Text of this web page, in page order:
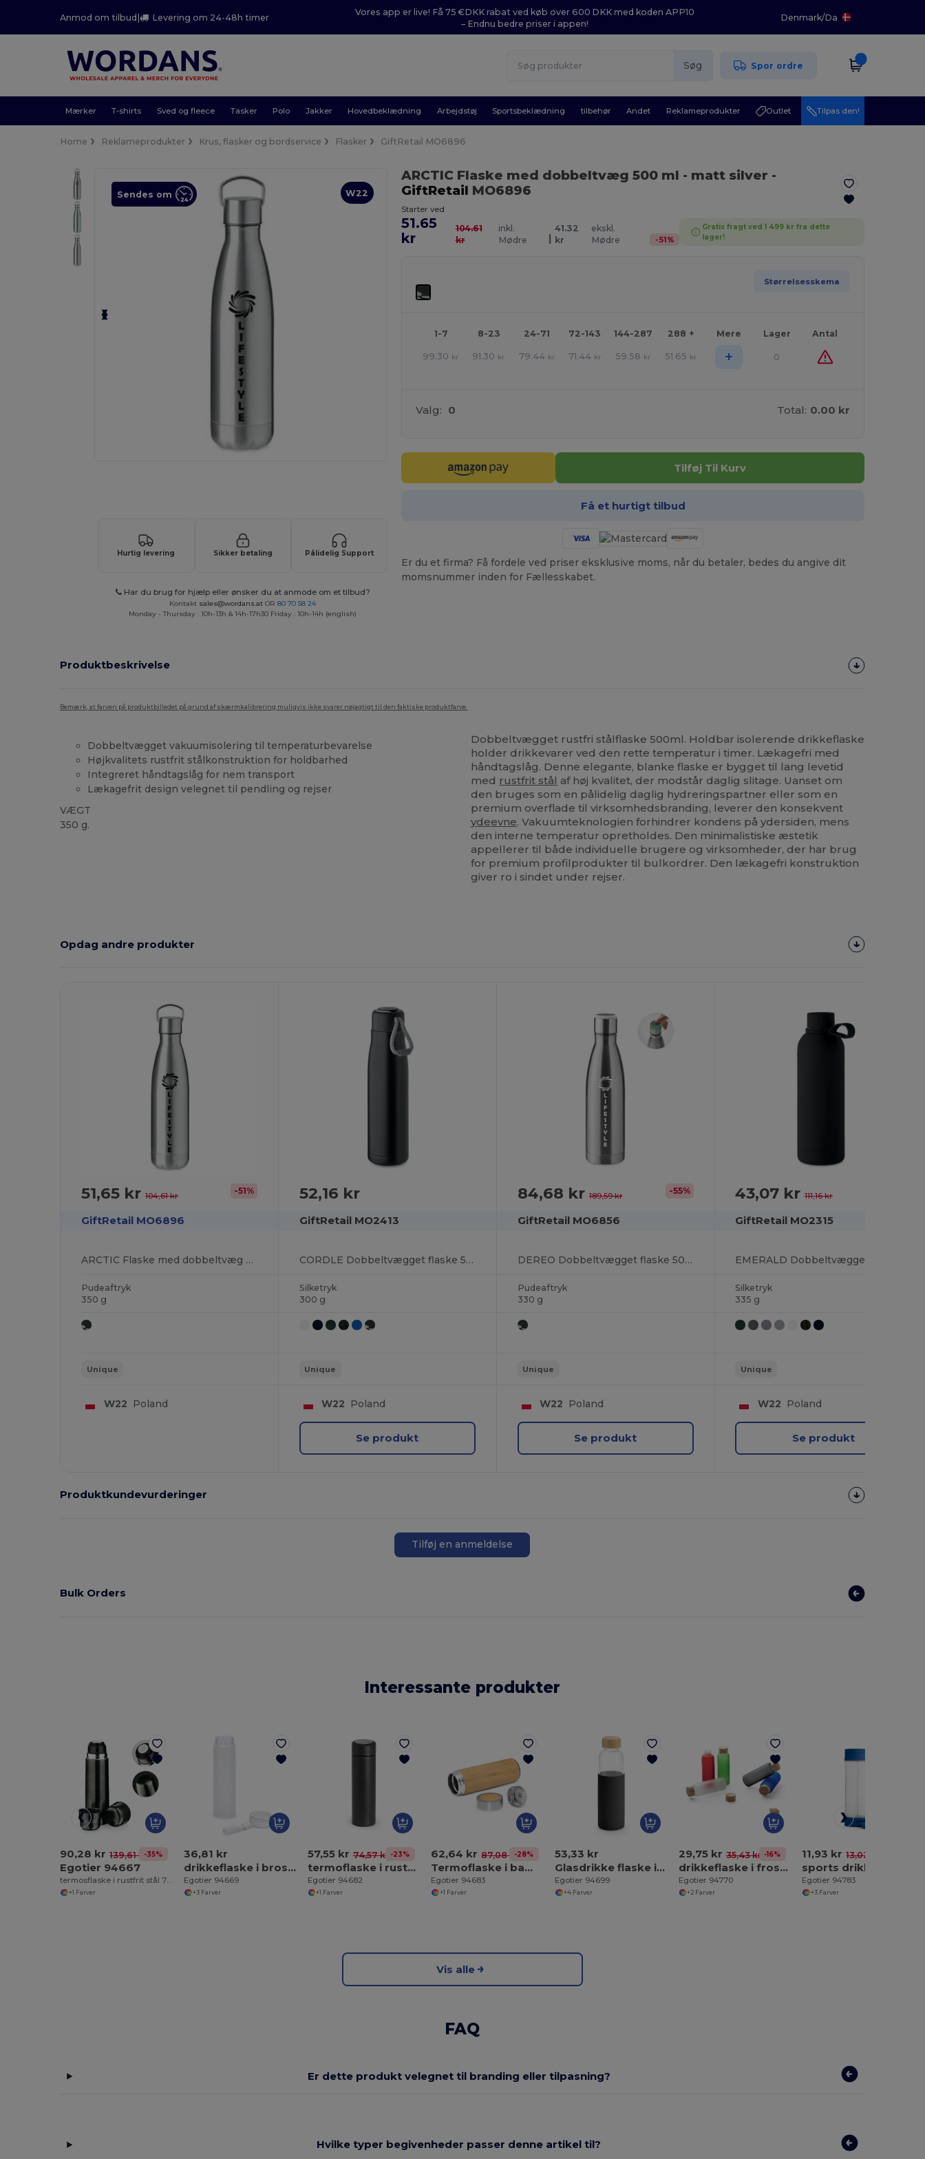
Anmod om tilbud| Levering om 24-48h timer
Vores app er live! Få 75 €DKK rabat ved køb over 600 DKK med koden APP10
– Endnu bedre priser i appen!
Denmark/Da
Søg Spor ordre
Mærker T-shirts Sved og fleece Tasker Polo Jakker Hovedbeklædning Arbejdstøj Sportsbeklædning tilbehør Andet Reklameprodukter Outlet Tilpas den!
Home Reklameprodukter Krus, flasker og bordservice Flasker GiftRetail MO6896
W22
Sendes om
Hurtig levering Sikker betaling Pålidelig Support
Har du brug for hjælp eller ønsker du at anmode om et tilbud?
Kontakt sales@wordans.at OR80 70 58 24
Monday - Thursday : 10h-13h & 14h-17h30 Friday : 10h-14h (english)
ARCTIC Flaske med dobbeltvæg 500 ml - matt silver -
GiftRetail MO6896
Starter ved
51.65
kr
104.61
kr
inkl.
Mødre
|
41.32
kr
ekskl.
Mødre
-51%
Gratis fragt ved 1 499 kr fra dette
lager!
Størrelsesskema
1-7 8-23 24-71 72-143 144-287 288 + Mere Lager Antal
99.30 kr 91.30 kr 79.44 kr 71.44 kr 59.58 kr 51.65 kr + 0
Valg: 0 Total: 0.00 kr
Tilføj Til Kurv
Få et hurtigt tilbud
Er du et firma? Få fordele ved priser eksklusive moms, når du betaler, bedes du angive dit
momsnummer inden for Fællesskabet.
Produktbeskrivelse
Bemærk, at farven på produktbilledet på grund af skærmkalibrering muligvis ikke svarer nøjagtigt til den faktiske produktfarve.
Dobbeltvægget vakuumisolering til temperaturbevarelse
Højkvalitets rustfrit stålkonstruktion for holdbarhed
Integreret håndtagslåg for nem transport
Lækagefrit design velegnet til pendling og rejser
VÆGT
350 g.
Dobbeltvægget rustfri stålflaske 500ml. Holdbar isolerende drikkeflaske
holder drikkevarer ved den rette temperatur i timer. Lækagefri med
håndtagslåg. Denne elegante, blanke flaske er bygget til lang levetid
med rustfrit stål af høj kvalitet, der modstår daglig slitage. Uanset om
den bruges som en pålidelig daglig hydreringspartner eller som en
premium overflade til virksomhedsbranding, leverer den konsekvent
ydeevne. Vakuumteknologien forhindrer kondens på ydersiden, mens
den interne temperatur opretholdes. Den minimalistiske æstetik
appellerer til både individuelle brugere og virksomheder, der har brug
for premium profilprodukter til bulkordrer. Den lækagefri konstruktion
giver ro i sindet under rejser.
Opdag andre produkter
Tilpas
51,65 kr104,61 kr -51%
GiftRetail MO6896
ARCTIC Flaske med dobbeltvæg 500 ml
Pudeaftryk
350 g
Unique
W22 Poland
52,16 kr
GiftRetail MO2413
CORDLE Dobbeltvægget flaske 500 ml
Silketryk
300 g
Unique
W22 Poland
Se produkt
84,68 kr189,59 kr -55%
GiftRetail MO6856
DEREO Dobbeltvægget flaske 500 ml
Pudeaftryk
330 g
Unique
W22 Poland
Se produkt
43,07 kr111,16 kr
GiftRetail MO2315
Silketryk
335 g
Unique
W22 Poland
Se produkt
Produktkundevurderinger
Tilføj en anmeldelse
Bulk Orders
Interessante produkter
90,28 kr 139,61 kr-35%
Egotier 94667
termosflaske i rustfrit stål 750 ml
+1 Farver
36,81 kr
drikkeflaske i brosalitglas og låg i AS , 470 ml
Egotier 94669
+3 Farver
57,55 kr 74,57 kr -23%
termoflaske i rustfri stål 470 ml
Egotier 94682
+1 Farver
62,64 kr 87,08 kr-28%
Termoflaske i bambus og rustfrit stål (90% genvundet) 430 ml
Egotier 94683
+1 Farver
53,33 kr
Glasdrikke flaske i brosalit og bambus 600 ml
Egotier 94699
+4 Farver
29,75 kr 35,43 kr -16%
drikkeflaske i frosted brosalitglas 550 ml
Egotier 94770
+2 Farver
11,93 kr 13,02 kr
Egotier 94783
+3 Farver
Vis alle
FAQ
Er dette produkt velegnet til branding eller tilpasning?
Hvilke typer begivenheder passer denne artikel til?
Du har fået
75Kr RABAT!
For at få din rabat, fortæl os:
hvem shopper du for?
Nej tak